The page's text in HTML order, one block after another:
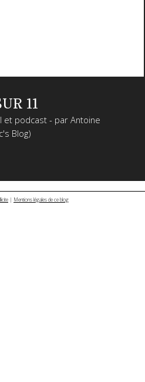
11
et podcast - par Antoine
Blog)
| Mentions légales de ce blog